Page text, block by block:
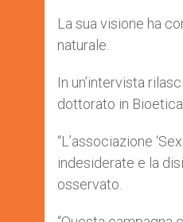
La sua visione ha
naturale.
In un’intervista
dottorato in
“L’associazione
indesiderate e la
osservato.